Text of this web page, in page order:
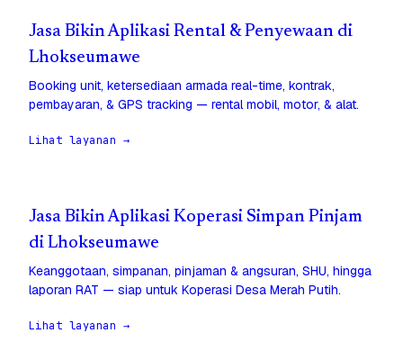
Jasa Bikin Aplikasi Rental & Penyewaan di
Lhokseumawe
Booking unit, ketersediaan armada real-time, kontrak,
pembayaran, & GPS tracking — rental mobil, motor, & alat.
Lihat layanan →
Jasa Bikin Aplikasi Koperasi Simpan Pinjam
di Lhokseumawe
Keanggotaan, simpanan, pinjaman & angsuran, SHU, hingga
laporan RAT — siap untuk Koperasi Desa Merah Putih.
Lihat layanan →